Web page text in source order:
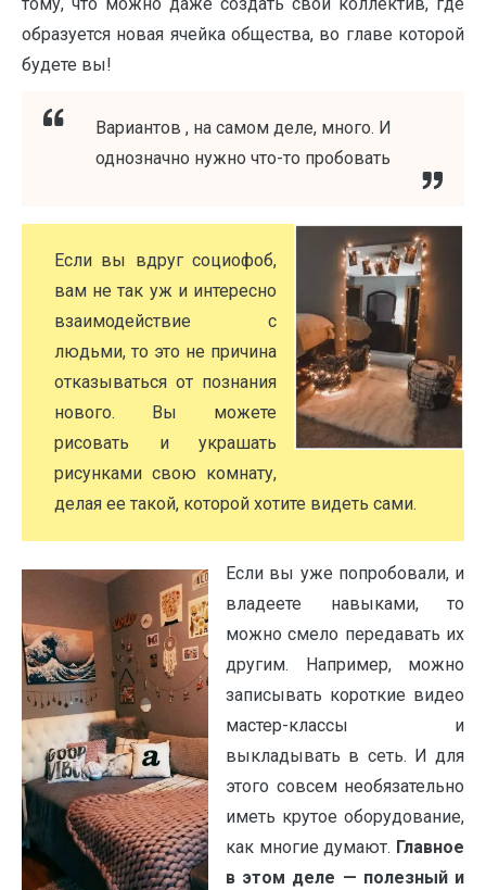
образуется новая ячейка общества, во главе которой
будете вы!
Вариантов , на самом деле, много. И
однозначно нужно что-то пробовать
Если вы вдруг социофоб,
вам не так уж и интересно
взаимодействие с
людьми, то это не причина
отказываться от познания
нового. Вы можете
рисовать и украшать
рисунками свою комнату,
делая ее такой, которой хотите видеть сами.
Если вы уже попробовали, и
владеете навыками, то
можно смело передавать их
другим. Например, можно
записывать короткие видео
мастер-классы и
выкладывать в сеть. И для
этого совсем необязательно
иметь крутое оборудование,
как многие думают. Главное
в этом деле — полезный и